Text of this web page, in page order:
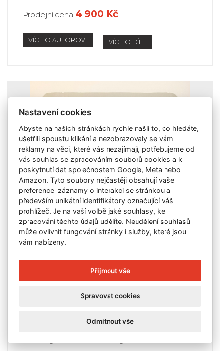
Prodejní cena 4 900 Kč
VÍCE O AUTOROVI VÍCE O DÍLE
Nastavení cookies
Abyste na našich stránkách rychle našli to, co hledáte,
ušetřili spoustu klikání a nezobrazovaly se vám
reklamy na věci, které vás nezajímají, potřebujeme od
vás souhlas se zpracováním souborů cookies a k
poskytnutí dat společnostem Google, Meta nebo
Amazon. Tyto soubory nejčastěji obsahují vaše
preference, záznamy o interakci se stránkou a
především unikátní identifikátory označující váš
prohlížeč. Je na vaší volbě jaké souhlasy, ke
zpracování těchto údajů udělíte. Neudělení souhlasů
může ovlivnit fungování stránky i služby, které jsou
vám nabízeny.
Přijmout vše
Spravovat cookies
Odmítnout vše